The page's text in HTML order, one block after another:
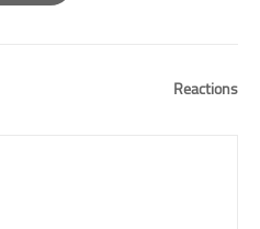
Print
Reactions